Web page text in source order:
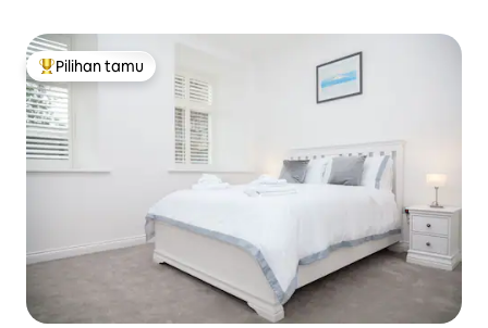
Pilihan tamu terpopuler
Pilihan tamu